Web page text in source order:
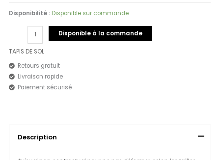
Disponibilité : Disponible sur commande
Disponible à la commande
TAPIS DE SOL
Retours gratuit
Livraison rapide
Paiement sécurisé
Description